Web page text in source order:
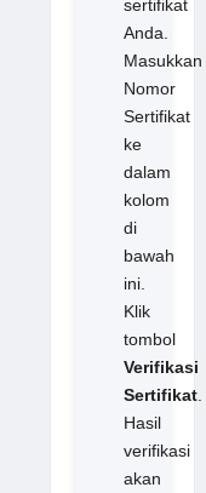
sertifikat
Anda.
Masukkan
Nomor
Sertifikat
ke
dalam
kolom
di
bawah
ini.
Klik
tombol
Verifikasi
Sertifikat.
Hasil
verifikasi
akan